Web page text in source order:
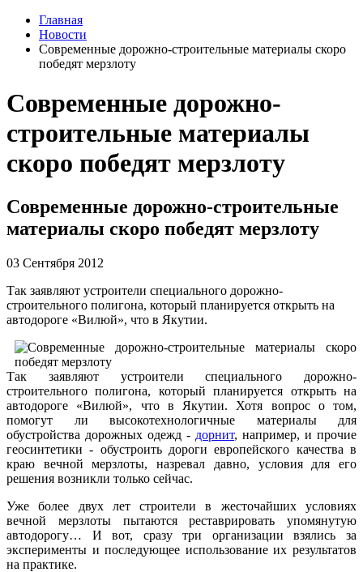
Главная
Новости
Современные дорожно-строительные материалы скоро
победят мерзлоту
Современные дорожно-
строительные материалы
скоро победят мерзлоту
Современные дорожно-строительные
материалы скоро победят мерзлоту
03 Сентября 2012
Так заявляют устроители специального дорожно-
строительного полигона, который планируется открыть на
автодороге «Вилюй», что в Якутии.
Так заявляют устроители специального дорожно-
строительного полигона, который планируется открыть на
автодороге «Вилюй», что в Якутии. Хотя вопрос о том,
помогут ли высокотехнологичные материалы для
обустройства дорожных одежд - дорнит, например, и прочие
геосинтетики - обустроить дороги европейского качества в
краю вечной мерзлоты, назревал давно, условия для его
решения возникли только сейчас.
Уже более двух лет строители в жесточайших условиях
вечной мерзлоты пытаются реставрировать упомянутую
автодорогу… И вот, сразу три организации взялись за
эксперименты и последующее использование их результатов
на практике.